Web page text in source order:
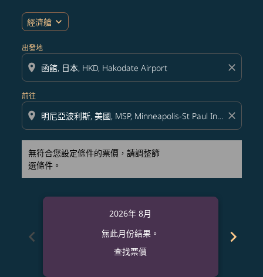
經濟艙 expand_more
出發地
location_on close
前往
location_on close
無符合您設定條件的票價，請調整篩
選條件。
chevron_left
2026年 8月
無此月份結果。
查找票價
chevron_right